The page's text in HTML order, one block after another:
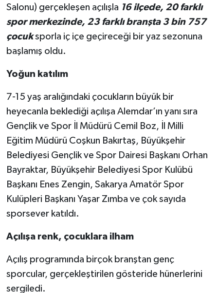
Salonu) gerçekleşen açılışla 16 ilçede, 20 farklı
spor merkezinde, 23 farklı branşta 3 bin 757
çocuksporla iç içe geçireceği bir yaz sezonuna
başlamış oldu.
Yoğun katılım
7-15 yaş aralığındaki çocukların büyük bir
heyecanla beklediği açılışa Alemdar’ın yanı sıra
Gençlik ve Spor İl Müdürü Cemil Boz, İl Milli
Eğitim Müdürü Coşkun Bakırtaş, Büyükşehir
Belediyesi Gençlik ve Spor Dairesi Başkanı Orhan
Bayraktar, Büyükşehir Belediyesi Spor Kulübü
Başkanı Enes Zengin, Sakarya Amatör Spor
Kulüpleri Başkanı Yaşar Zımba ve çok sayıda
sporsever katıldı.
Açılışa renk, çocuklara ilham
Açılış programında birçok branştan genç
sporcular, gerçekleştirilen gösteride hünerlerini
sergiledi.